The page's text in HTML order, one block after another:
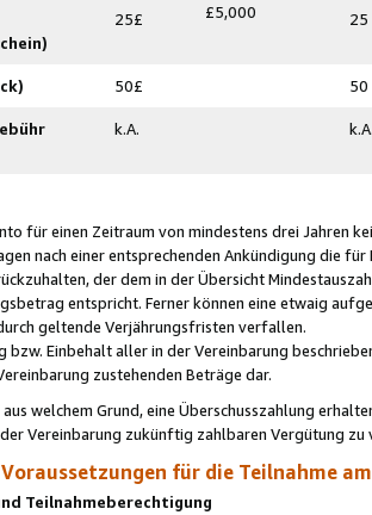
25£ £5,000 25
50£ 50
k.A.
für einen Zeitraum von mindestens drei Jahren
nach einer entsprechenden Ankündigung die
der dem in der Übersicht
entspricht. Ferner können eine etwaig
geltende Verjährungsfristen verfallen.
bzw. Einbehalt aller in der Vereinbarung
zustehenden Beträge dar.
welchem Grund, eine Überschusszahlung
der Vereinbarung zukünftig zahlbaren Vergütung zu
Voraussetzungen für die Teilnahme
Teilnahmeberechtigung